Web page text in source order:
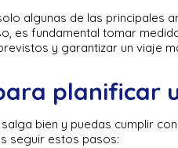
algunas de las principales
es fundamental tomar
y garantizar un viaje
planificar
bien y puedas cumplir
seguir estos pasos: